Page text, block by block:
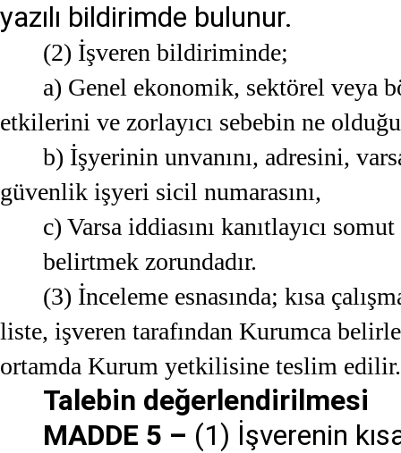
yazılı bildirimde bulunur.
(2) İşveren bildiriminde;
a) Genel ekonomik, sektörel veya
etkilerini ve zorlayıcı sebebin ne
b) İşyerinin unvanını, adresini,
güvenlik işyeri sicil numarasını,
c) Varsa iddiasını kanıtlayıcı
belirtmek zorundadır.
(3) İnceleme esnasında; kısa
liste, işveren tarafından Kurumca
ortamda Kurum yetkilisine teslim edilir.
Talebin değerlendirilmesi
MADDE 5 – (1) İşverenin